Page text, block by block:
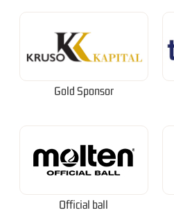
Gold Sponsor
Official ball